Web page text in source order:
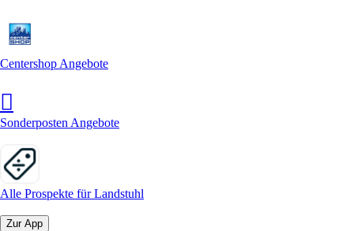
Centershop Angebote
Sonderposten Angebote
Alle Prospekte für Landstuhl
Zur App